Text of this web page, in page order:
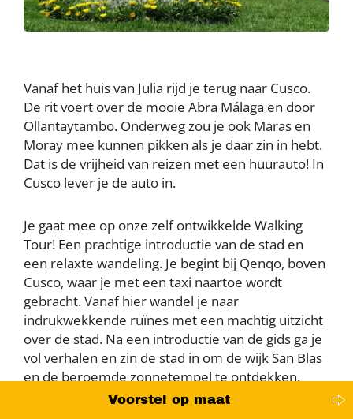
Vanaf het huis van Julia rijd je terug naar Cusco.
De rit voert over de mooie Abra Málaga en door
Ollantaytambo. Onderweg zou je ook Maras en
Moray mee kunnen pikken als je daar zin in hebt.
Dat is de vrijheid van reizen met een huurauto! In
Cusco lever je de auto in.
Je gaat mee op onze zelf ontwikkelde Walking
Tour! Een prachtige introductie van de stad en
een relaxte wandeling. Je begint bij Qenqo, boven
Cusco, waar je met een taxi naartoe wordt
gebracht. Vanaf hier wandel je naar
indrukwekkende ruïnes met een machtig uitzicht
over de stad. Na een introductie van de gids ga je
vol verhalen en zin de stad in om de wijk San Blas
en de beroemde zonnetempel te ontdekken.
Daarmee eindigt de tour en zal de gids je tips
Voorstel op maat